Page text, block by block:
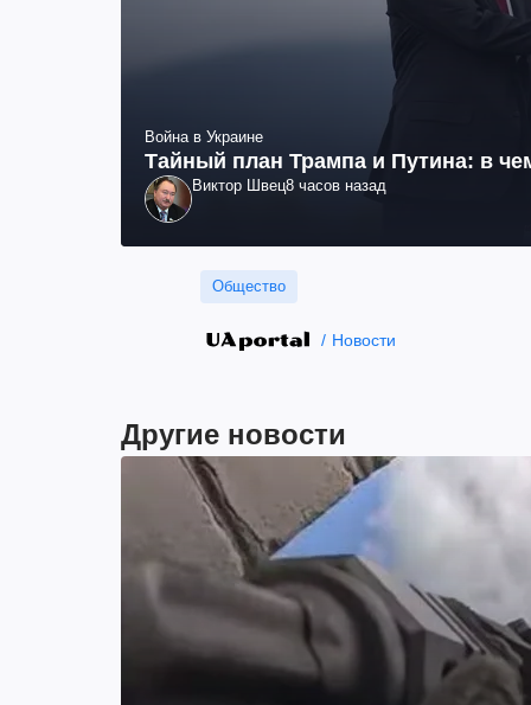
Война в Украине
Тайный план Трампа и Путина: в
Виктор Швец8 часов назад
Общество
Новости
Другие новости